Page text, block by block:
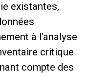
existantes,
à l’analyse
critique
compte des